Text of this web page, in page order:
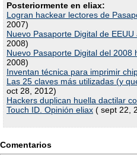
Posteriormente en eliax:
Logran hackear lectores de
2007)
Nuevo Pasaporte Digital de
2008)
Nuevo Pasaporte Digital del 2008
2008)
Inventan técnica para imprimir
Las 25 claves más utilizadas (y
oct 28, 2012)
Hackers duplican huella dactilar
Touch ID. Opinión eliax ( sept 22,
Comentarios